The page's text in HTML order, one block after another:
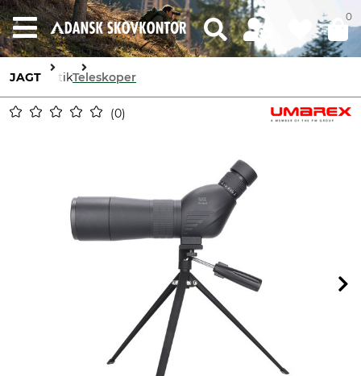
0
JAGT OptikTeleskoper
0